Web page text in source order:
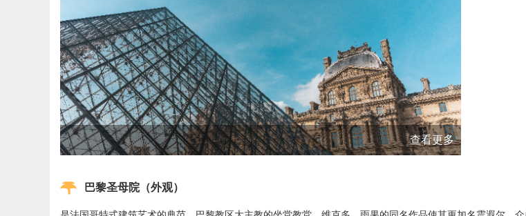
查看更多
巴黎圣母院（外观）